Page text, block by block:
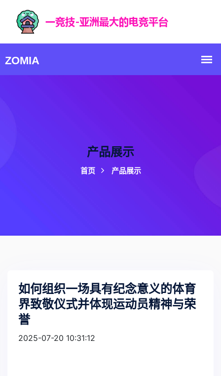
产品展示
首页 产品展示
如何组织一场具有纪念意义的体育
界致敬仪式并体现运动员精神与荣
誉
2025-07-20 10:31:12